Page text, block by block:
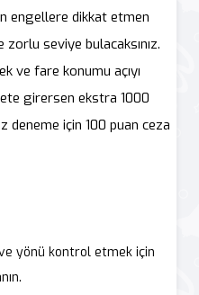
engellere dikkat etmen
seviye bulacaksınız.
ve fare konumu açıyı
girersen ekstra 1000
deneme için 100 puan ceza
yönü kontrol etmek için